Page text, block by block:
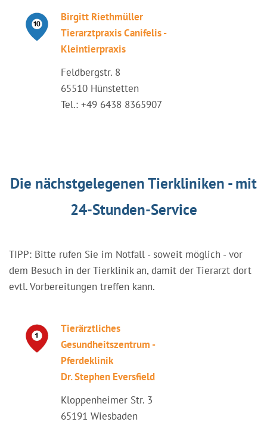
Birgitt Riethmüller
Tierarztpraxis Canifelis -
Kleintierpraxis
Feldbergstr. 8
65510 Hünstetten
Tel.: +49 6438 8365907
Die nächstgelegenen Tierkliniken - mit
24-Stunden-Service
TIPP: Bitte rufen Sie im Notfall - soweit möglich - vor
dem Besuch in der Tierklinik an, damit der Tierarzt dort
evtl. Vorbereitungen treffen kann.
Tierärztliches
Gesundheitszentrum -
Pferdeklinik
Dr. Stephen Eversfield
Kloppenheimer Str. 3
65191 Wiesbaden